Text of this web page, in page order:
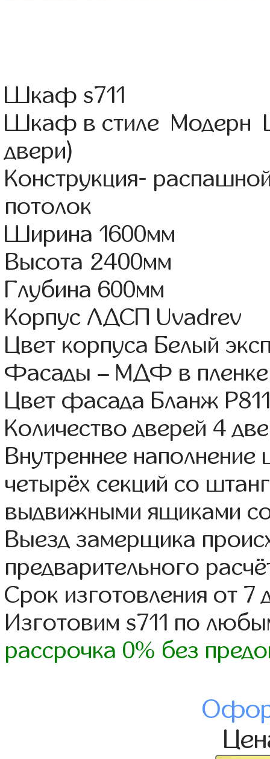
Шкаф s711
Шкаф в стиле Модерн
двери)
Конструкция-
потолок
Ширина 1600мм
Высота 2400мм
Глубина 600мм
Корпус ЛДСП Uvadrev
Цвет корпуса Белый
Фасады – МДФ в
Цвет фасада Бланж
Количество дверей 4
Внутреннее
четырёх секций со
выдвижными ящиками
Выезд замерщика
предварительного
Срок изготовления от 7
Изготовим s711 по
рассрочка 0% без